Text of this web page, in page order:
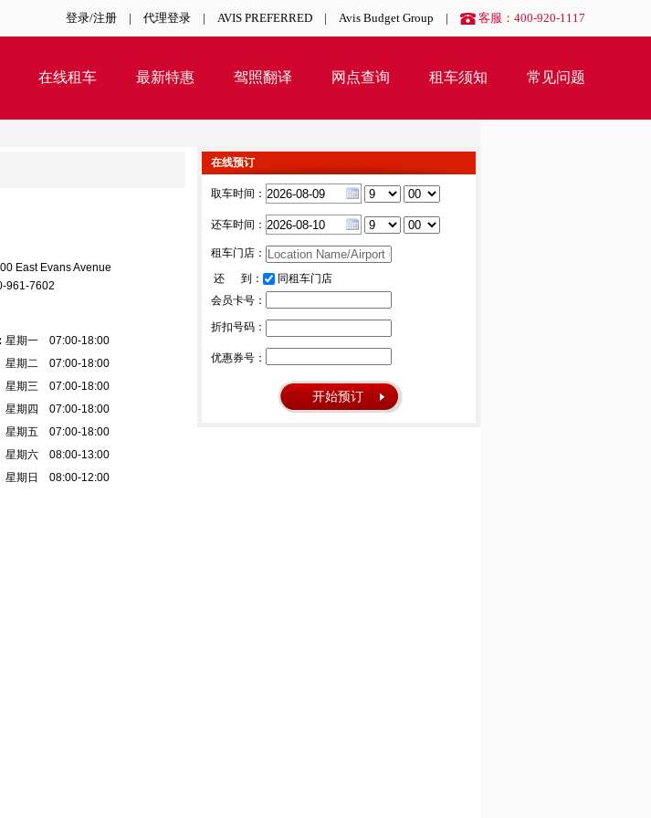
登录/注册 | 代理登录 | AVIS PREFERRED | Avis Budget Group | 客服：400-920-1117
在线租车 最新特惠 驾照翻译 网点查询 租车须知 常见问题
East Evans Avenue
961-7602
星期一 07:00-18:00
星期二 07:00-18:00
星期三 07:00-18:00
星期四 07:00-18:00
星期五 07:00-18:00
星期六 08:00-13:00
星期日 08:00-12:00
在线预订
取车时间：
还车时间：
租车门店：
还 到：
同租车门店
会员卡号：
折扣号码：
优惠券号：
开始预订